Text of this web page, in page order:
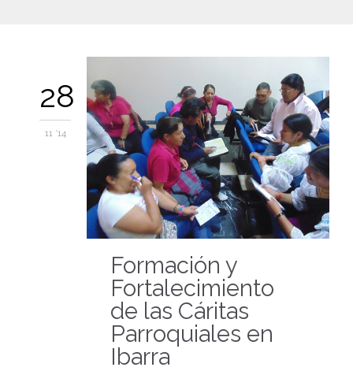
28
11 '14
Formación y
Fortalecimiento
de las Cáritas
Parroquiales en
Ibarra